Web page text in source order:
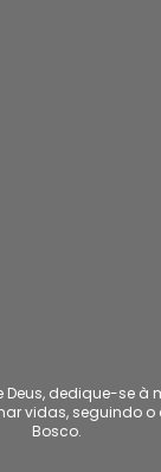
dedique-se à
vidas, seguindo o
Bosco.